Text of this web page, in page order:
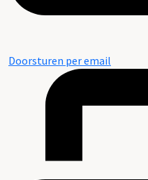
Doorsturen per email